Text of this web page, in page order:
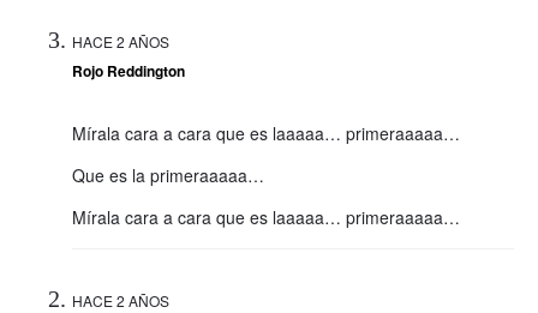
HACE 2 AÑOS
Rojo Reddington
Mírala cara a cara que es laaaaa… primeraaaaa…
Que es la primeraaaaa…
Mírala cara a cara que es laaaaa… primeraaaaa…
HACE 2 AÑOS